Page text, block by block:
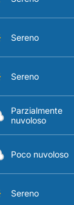
Sereno
Sereno
Parzialmente
nuvoloso
Poco nuvoloso
Sereno